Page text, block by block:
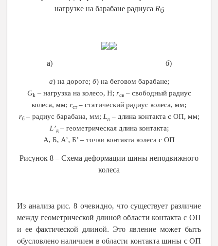
нагрузке на барабане радиуса Rб
а) б)
а) на дороге; б) на беговом барабане;
Gk ‒ нагрузка на колесо, Н; rсв‒ свободный радиус
колеса, мм; rст ‒ статический радиус колеса, мм;
rб ‒ радиус барабана, мм; Lд ‒ длина контакта с ОП, мм;
L’д ‒ геометрическая длина контакта;
А, Б, А’, Б’ ‒ точки контакта колеса с ОП
Рисунок 8 ‒ Схема деформации шины неподвижного
колеса
Из анализа рис. 8 очевидно, что существует различие
между геометрической длиной области контакта с ОП
и ее фактической длиной. Это явление может быть
обусловлено наличием в области контакта шины с ОП